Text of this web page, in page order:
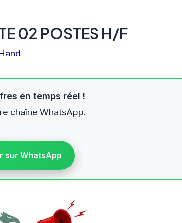
02 POSTES H/F
en temps réel !
chaîne WhatsApp.
sur WhatsApp